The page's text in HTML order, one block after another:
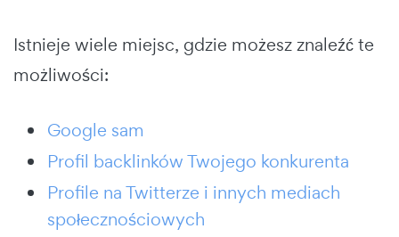
Istnieje wiele miejsc, gdzie możesz znaleźć te
możliwości:
Google sam
Profil backlinków Twojego konkurenta
Profile na Twitterze i innych mediach
społecznościowych